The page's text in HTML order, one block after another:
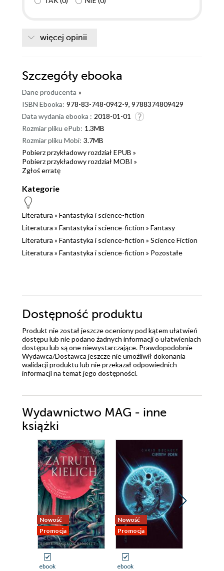
więcej opinii
Szczegóły ebooka
Dane producenta »
ISBN Ebooka: 978-83-748-0942-9, 9788374809429
Data wydania ebooka : 2018-01-01
Rozmiar pliku ePub: 1.3MB
Rozmiar pliku Mobi: 3.7MB
Pobierz przykładowy rozdział EPUB »
Pobierz przykładowy rozdział MOBI »
Zgłoś erratę
Kategorie
Literatura » Fantastyka i science-fiction
Literatura » Fantastyka i science-fiction » Fantasy
Literatura » Fantastyka i science-fiction » Science Fiction
Literatura » Fantastyka i science-fiction » Pozostałe
Dostępność produktu
Produkt nie został jeszcze oceniony pod kątem ułatwień
dostępu lub nie podano żadnych informacji o ułatwieniach
dostępu lub są one niewystarczające. Prawdopodobnie
Wydawca/Dostawca jeszcze nie umożliwił dokonania
walidacji produktu lub nie przekazał odpowiednich
informacji na temat jego dostępności.
Wydawnictwo MAG - inne
książki
Nowość
Promocja
ebook
Nowość
Promocja
ebook